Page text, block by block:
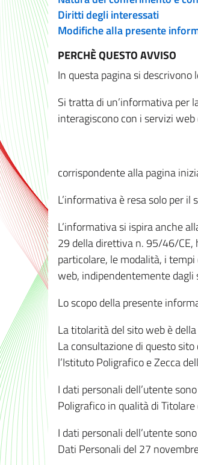
Diritti degli interessati
Modifiche alla presente
PERCHÈ QUESTO AVVISO
In questa pagina si
Si tratta di un’informativa per
interagiscono con i servizi
corrispondente alla pagina
L’informativa è resa solo per
L’informativa si ispira anche
29 della direttiva n. 95/46/CE,
particolare, le modalità, i
web, indipendentemente dagli
Lo scopo della presente
La titolarità del sito web è
La consultazione di questo
l’Istituto Poligrafico e Zecca
I dati personali dell’utente
Poligrafico in qualità di
I dati personali dell’utente
Dati Personali del 27